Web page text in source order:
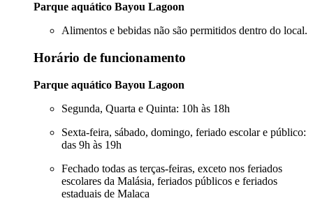
Parque aquático Bayou Lagoon
Alimentos e bebidas não são permitidos dentro do local.
Horário de funcionamento
Parque aquático Bayou Lagoon
Segunda, Quarta e Quinta: 10h às 18h
Sexta-feira, sábado, domingo, feriado escolar e público:
das 9h às 19h
Fechado todas as terças-feiras, exceto nos feriados
escolares da Malásia, feriados públicos e feriados
estaduais de Malaca